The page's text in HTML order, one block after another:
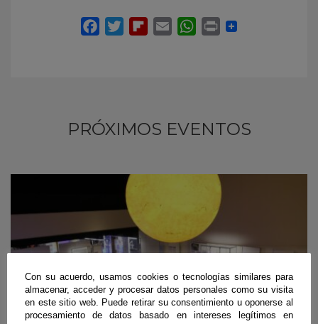
PRÓXIMOS EVENTOS
Con su acuerdo, usamos cookies o tecnologías similares para
almacenar, acceder y procesar datos personales como su visita
en este sitio web. Puede retirar su consentimiento u oponerse al
procesamiento de datos basado en intereses legítimos en